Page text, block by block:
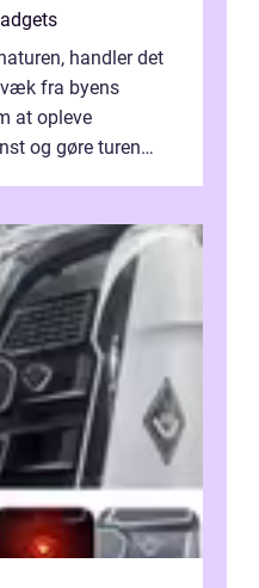
handler det
fra byens
at opleve
og gøre turen